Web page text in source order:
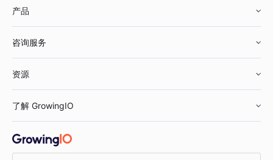
鞋服行业
汽车行业
金融行业
产品
智能运营
获客分析
咨询服务
资源
增长公开课
了解 GrowingIO
关于 GrowingIO